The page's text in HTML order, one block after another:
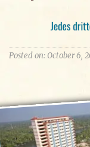
Posted on: October 6,